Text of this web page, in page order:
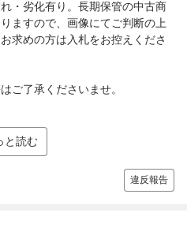
・劣化有り。長期保管の中古商
ますので、画像にてご判断の上
求めの方は入札をお控えくださ
ご了承くださいませ。
と読む
違反報告